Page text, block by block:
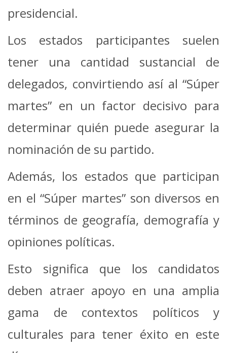
presidencial.
Los estados participantes suelen
tener una cantidad sustancial de
delegados, convirtiendo así al “Súper
martes” en un factor decisivo para
determinar quién puede asegurar la
nominación de su partido.
Además, los estados que participan
en el “Súper martes” son diversos en
términos de geografía, demografía y
opiniones políticas.
Esto significa que los candidatos
deben atraer apoyo en una amplia
gama de contextos políticos y
culturales para tener éxito en este